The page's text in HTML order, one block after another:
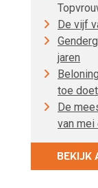
De vijf
jaren
toe doet
De
van mei
BEKIJK